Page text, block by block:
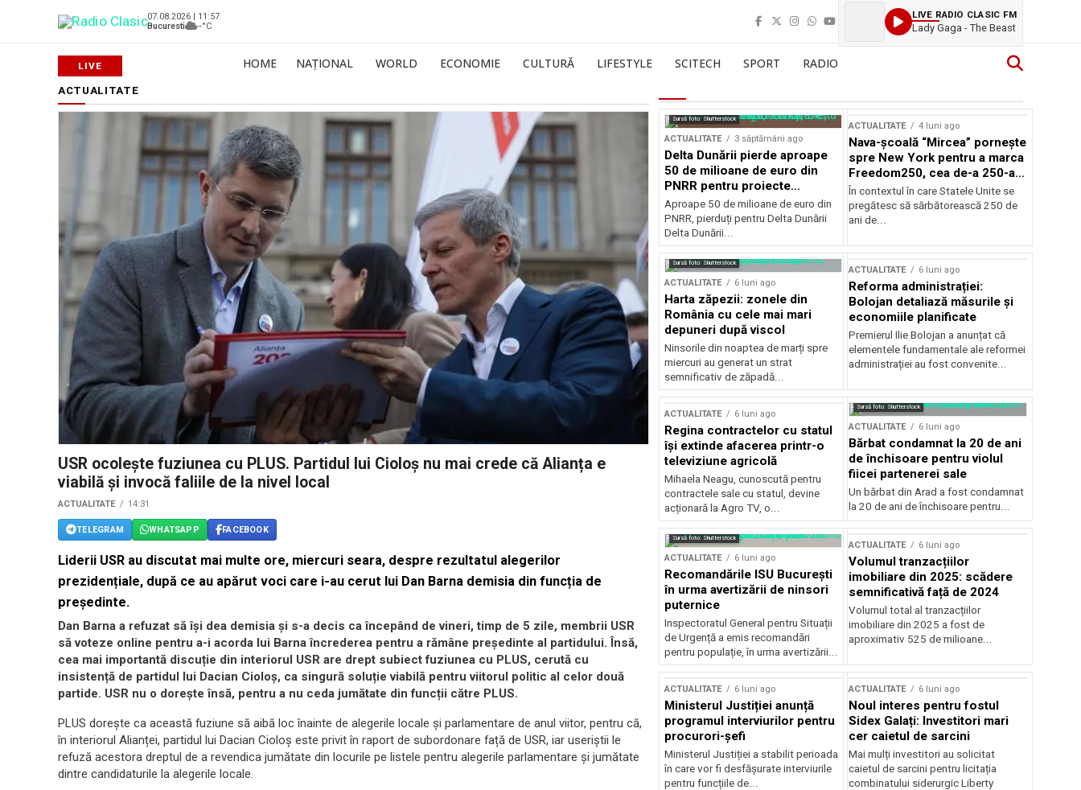
07.08.2026 | 11:57
Bucuresti
--°C
LIVE RADIO CLASIC FM
Lady Gaga - The Beast
HOME NAȚIONAL WORLD ECONOMIE CULTURĂ LIFESTYLE SCITECH SPORT RADIO
ACTUALITATE
USR ocolește fuziunea cu PLUS. Partidul lui Cioloș nu mai crede că Alianța e
viabilă și invocă faliile de la nivel local
ACTUALITATE 14:31
TELEGRAM WHATSAPP FACEBOOK
Liderii USR au discutat mai multe ore, miercuri seara, despre rezultatul alegerilor
prezidențiale, după ce au apărut voci care i-au cerut lui Dan Barna demisia din funcția de
președinte.
Dan Barna a refuzat să își dea demisia și s-a decis ca începând de vineri, timp de 5 zile, membrii USR
să voteze online pentru a-i acorda lui Barna încrederea pentru a rămâne președinte al partidului. Însă,
cea mai importantă discuție din interiorul USR are drept subiect fuziunea cu PLUS, cerută cu
insistență de partidul lui Dacian Cioloș, ca singură soluție viabilă pentru viitorul politic al celor două
partide. USR nu o dorește însă, pentru a nu ceda jumătate din funcții către PLUS.
PLUS dorește ca această fuziune să aibă loc înainte de alegerile locale și parlamentare de anul viitor, pentru că,
în interiorul Alianței, partidul lui Dacian Cioloș este privit în raport de subordonare față de USR, iar useriștii le
refuză acestora dreptul de a revendica jumătate din locurile pe listele pentru alegerile parlamentare și jumătate
dintre candidaturile la alegerile locale.
Sursă foto: Shutterstock
ACTUALITATE 3 săptămâni ago
Delta Dunării pierde aproape
50 de milioane de euro din
PNRR pentru proiecte
esențiale
Aproape 50 de milioane de euro din
PNRR, pierduți pentru Delta Dunării
Delta Dunării...
ACTUALITATE 4 luni ago
Nava-școală “Mircea” pornește
spre New York pentru a marca
Freedom250, cea de-a 250-a
aniversare a Statelor Unite
În contextul în care Statele Unite se
pregătesc să sărbătorească 250 de
ani de...
Sursă foto: Shutterstock
ACTUALITATE 6 luni ago
Harta zăpezii: zonele din
România cu cele mai mari
depuneri după viscol
Ninsorile din noaptea de marți spre
miercuri au generat un strat
semnificativ de zăpadă...
ACTUALITATE 6 luni ago
Reforma administrației:
Bolojan detaliază măsurile și
economiile planificate
Premierul Ilie Bolojan a anunțat că
elementele fundamentale ale reformei
administrației au fost convenite...
ACTUALITATE 6 luni ago
Regina contractelor cu statul
își extinde afacerea printr-o
televiziune agricolă
Mihaela Neagu, cunoscută pentru
contractele sale cu statul, devine
acționară la Agro TV, o...
Sursă foto: Shutterstock
ACTUALITATE 6 luni ago
Bărbat condamnat la 20 de ani
de închisoare pentru violul
fiicei partenerei sale
Un bărbat din Arad a fost condamnat
la 20 de ani de închisoare pentru...
Sursă foto: Shutterstock
ACTUALITATE 6 luni ago
Recomandările ISU București
în urma avertizării de ninsori
puternice
Inspectoratul General pentru Situații
de Urgență a emis recomandări
pentru populație, în urma avertizării...
ACTUALITATE 6 luni ago
Volumul tranzacțiilor
imobiliare din 2025: scădere
semnificativă față de 2024
Volumul total al tranzacțiilor
imobiliare din 2025 a fost de
aproximativ 525 de milioane...
ACTUALITATE 6 luni ago
Ministerul Justiției anunță
programul interviurilor pentru
procurori-șefi
Ministerul Justiției a stabilit perioada
în care vor fi desfășurate interviurile
pentru funcțiile de...
ACTUALITATE 6 luni ago
Noul interes pentru fostul
Sidex Galați: Investitori mari
cer caietul de sarcini
Mai mulți investitori au solicitat
caietul de sarcini pentru licitația
combinatului siderurgic Liberty